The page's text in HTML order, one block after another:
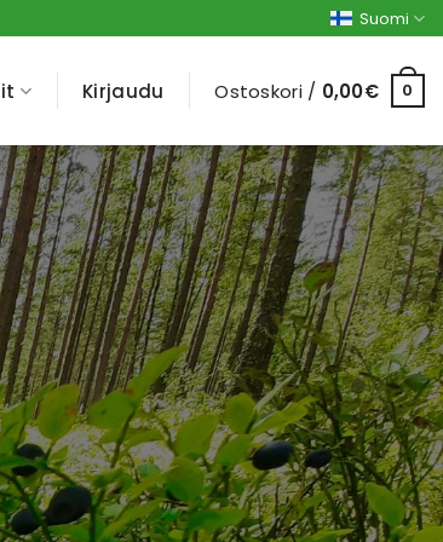
Suomi
Kirjaudu Ostoskori / 0,00€ 0